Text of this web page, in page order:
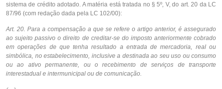
sistema de crédito adotado. A matéria está tratada no § 5º, V, do art. 20 da LC
87/96 (com redação dada pela LC 102/00):
Art. 20. Para a compensação a que se refere o artigo anterior, é assegurado
ao sujeito passivo o direito de creditar-se do imposto anteriormente cobrado
em operações de que tenha resultado a entrada de mercadoria, real ou
simbólica, no estabelecimento, inclusive a destinada ao seu uso ou consumo
ou ao ativo permanente, ou o recebimento de serviços de transporte
interestadual e intermunicipal ou de comunicação.